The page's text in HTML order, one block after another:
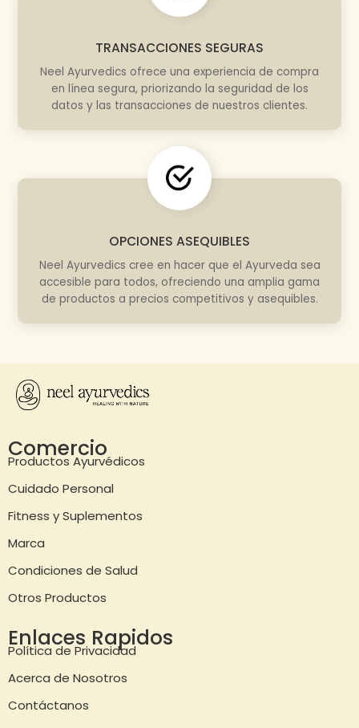
TRANSACCIONES SEGURAS
Neel Ayurvedics ofrece una experiencia de compra
en línea segura, priorizando la seguridad de los
datos y las transacciones de nuestros clientes.
OPCIONES ASEQUIBLES
Neel Ayurvedics cree en hacer que el Ayurveda sea
accesible para todos, ofreciendo una amplia gama
de productos a precios competitivos y asequibles.
Comercio
Productos Ayurvédicos
Cuidado Personal
Fitness y Suplementos
Marca
Condiciones de Salud
Otros Productos
Enlaces Rapidos
Política de Privacidad
Acerca de Nosotros
Contáctanos